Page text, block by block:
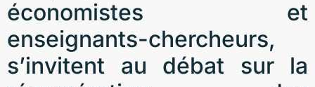
économistes et
enseignants-chercheurs,
s’invitent au débat sur la